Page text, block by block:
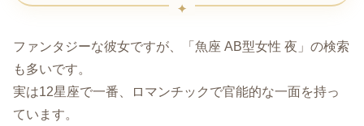
ファンタジーな彼女ですが、「魚座 AB型女性 夜」の検索
も多いです。
実は12星座で一番、ロマンチックで官能的な一面を持っ
ています。